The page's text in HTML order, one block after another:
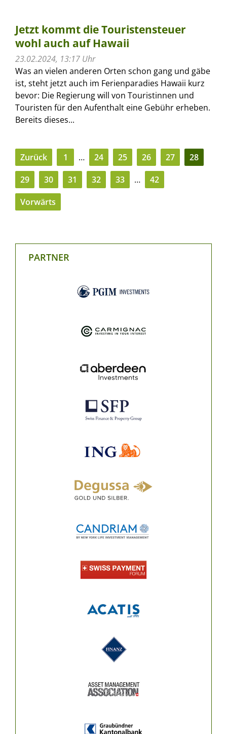
Jetzt kommt die Touristensteuer
wohl auch auf Hawaii
23.02.2024, 13:17 Uhr
Was an vielen anderen Orten schon gang und gäbe
ist, steht jetzt auch im Ferienparadies Hawaii kurz
bevor: Die Regierung will von Touristinnen und
Touristen für den Aufenthalt eine Gebühr erheben.
Bereits dieses...
Zurück 1 … 24 25 26 27
28
29
30 31 32 33 …
42
Vorwärts
PARTNER